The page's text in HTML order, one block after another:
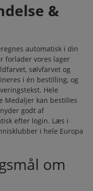
&
automatisk i din
forlader vores lager
sølvfarvet og
i én bestilling, og
Hele
Medaljer kan bestilles
godt af
efter login. Læs i
i hele Europa
om